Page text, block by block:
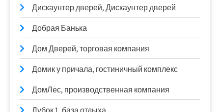
Дискаунтер дверей, Дискаунтер дверей
Добрая Банька
Дом Дверей, торговая компания
Домик у причала, гостиничный комплекс
ДомЛес, производственная компания